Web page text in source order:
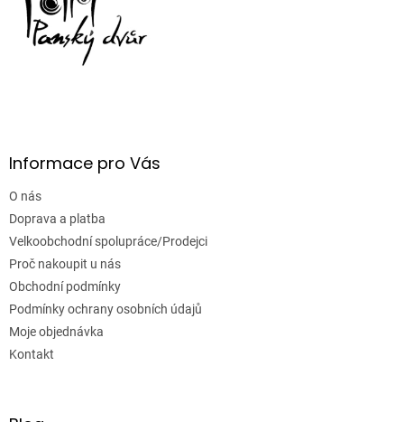
Informace pro Vás
O nás
Doprava a platba
Velkoobchodní spolupráce/Prodejci
Proč nakoupit u nás
Obchodní podmínky
Podmínky ochrany osobních údajů
Moje objednávka
Kontakt